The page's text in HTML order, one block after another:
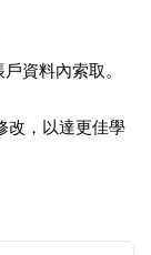
資料內索取。
改，以達更佳學